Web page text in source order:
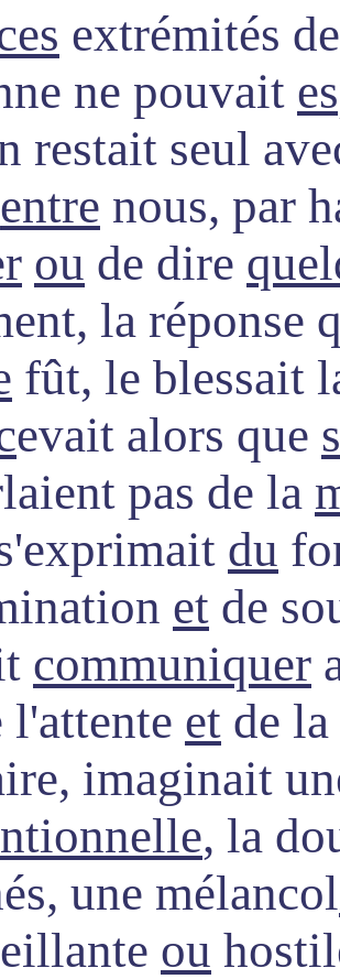
extrémités
ne pouvait
restait seul
entre nous, par
ou de dire
la réponse
fût, le blessait
evait alors que
pas de la
du
et de
communiquer
l'attente et de
imaginait
, la
une mélancol
ou